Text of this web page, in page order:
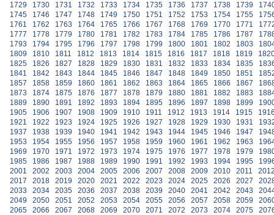
1729
1730 1731 1732 1733 1734 1735 1736 1737 1738 1739
1745
1746 1747 1748 1749 1750 1751 1752 1753 1754 1755
1761
1762 1763 1764 1765 1766 1767 1768 1769 1770 1771
1777
1778 1779 1780 1781 1782 1783 1784 1785 1786 1787
1793
1794 1795 1796 1797 1798 1799 1800 1801 1802 1803
1809
1810 1811 1812 1813 1814 1815 1816 1817 1818 1819
1825
1826 1827 1828 1829 1830 1831 1832 1833 1834 1835
1841
1842 1843 1844 1845 1846 1847 1848 1849 1850 1851
1857
1858 1859 1860 1861 1862 1863 1864 1865 1866 1867
1873
1874 1875 1876 1877 1878 1879 1880 1881 1882 1883
1889
1890 1891 1892 1893 1894 1895 1896 1897 1898 1899
1905
1906 1907 1908 1909 1910 1911 1912 1913 1914 1915
1921
1922 1923 1924 1925 1926 1927 1928 1929 1930 1931
1937
1938 1939 1940 1941 1942 1943 1944 1945 1946 1947
1953
1954 1955 1956 1957 1958 1959 1960 1961 1962 1963
1969
1970 1971 1972 1973 1974 1975 1976 1977 1978 1979
1985
1986 1987 1988 1989 1990 1991 1992 1993 1994 1995
2001
2002 2003 2004 2005 2006 2007 2008 2009 2010 2011
2017
2018 2019 2020 2021 2022 2023 2024 2025 2026 2027
2033
2034 2035 2036 2037 2038 2039 2040 2041 2042 2043
2049
2050 2051 2052 2053 2054 2055 2056 2057 2058 2059
2065
2066 2067 2068 2069 2070 2071 2072 2073 2074 2075